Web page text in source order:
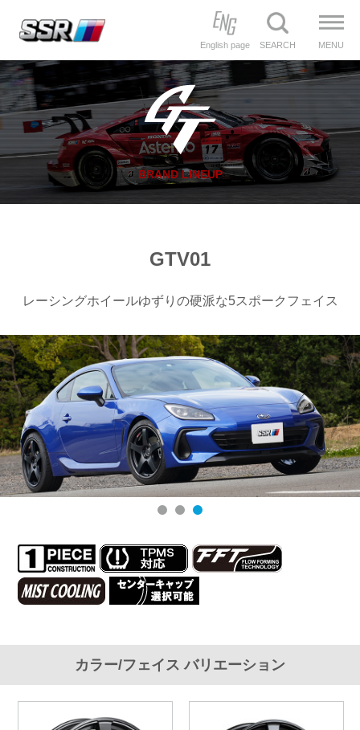
English page SEARCH MENU
BRAND LINEUP
GTV01
レーシングホイールゆずりの硬派な5スポークフェイス
カラー/フェイス バリエーション